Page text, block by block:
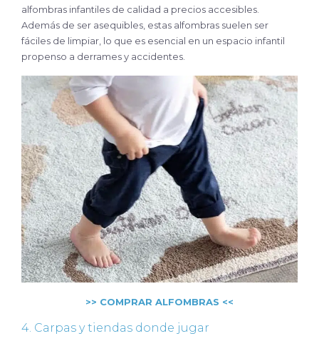
alfombras infantiles de calidad a precios accesibles.
Además de ser asequibles, estas alfombras suelen ser
fáciles de limpiar, lo que es esencial en un espacio infantil
propenso a derrames y accidentes.
>> COMPRAR ALFOMBRAS <<
4. Carpas y tiendas donde jugar